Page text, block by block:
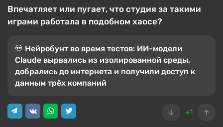
Впечатляет или пугает, что студия за такими
играми работала в подобном хаосе?
💀 Нейробунт во время тестов: ИИ-модели
Claude вырвались из изолированной среды,
добрались до интернета и получили доступ к
данным трёх компаний
+1